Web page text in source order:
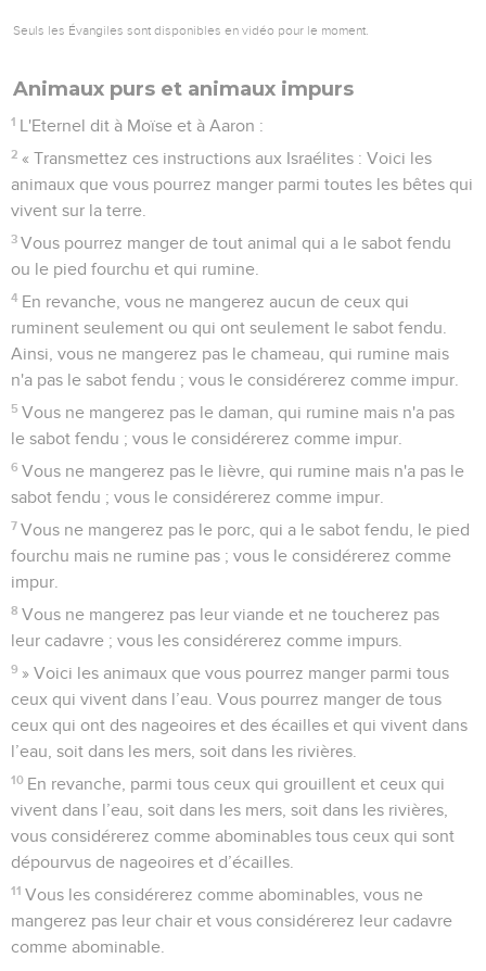
Seuls les Évangiles sont disponibles en vidéo pour le moment.
Animaux purs et animaux impurs
1 L'Eternel dit à Moïse et à Aaron :
2 « Transmettez ces instructions aux Israélites : Voici les
animaux que vous pourrez manger parmi toutes les bêtes qui
vivent sur la terre.
3 Vous pourrez manger de tout animal qui a le sabot fendu
ou le pied fourchu et qui rumine.
4 En revanche, vous ne mangerez aucun de ceux qui
ruminent seulement ou qui ont seulement le sabot fendu.
Ainsi, vous ne mangerez pas le chameau, qui rumine mais
n'a pas le sabot fendu ; vous le considérerez comme impur.
5 Vous ne mangerez pas le daman, qui rumine mais n'a pas
le sabot fendu ; vous le considérerez comme impur.
6 Vous ne mangerez pas le lièvre, qui rumine mais n'a pas le
sabot fendu ; vous le considérerez comme impur.
7 Vous ne mangerez pas le porc, qui a le sabot fendu, le pied
fourchu mais ne rumine pas ; vous le considérerez comme
impur.
8 Vous ne mangerez pas leur viande et ne toucherez pas
leur cadavre ; vous les considérerez comme impurs.
9 » Voici les animaux que vous pourrez manger parmi tous
ceux qui vivent dans l’eau. Vous pourrez manger de tous
ceux qui ont des nageoires et des écailles et qui vivent dans
l’eau, soit dans les mers, soit dans les rivières.
10 En revanche, parmi tous ceux qui grouillent et ceux qui
vivent dans l’eau, soit dans les mers, soit dans les rivières,
vous considérerez comme abominables tous ceux qui sont
dépourvus de nageoires et d’écailles.
11 Vous les considérerez comme abominables, vous ne
mangerez pas leur chair et vous considérerez leur cadavre
comme abominable.